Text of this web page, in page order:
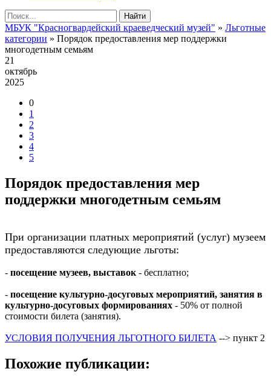
Найти
МБУК "Красногвардейский краеведческий музей" » Льготные
категории » Порядок предоставления мер поддержки
многодетным семьям
21
октябрь
2025
0
1
2
3
4
5
Порядок предоставления мер
поддержки многодетным семьям
При организации платных мероприятий (услуг) музеем
предоставляются следующие льготы:
- посещение музеев, выставок - бесплатно;
- посещение культурно-досуговых мероприятий, занятия в
культурно-досуговых формированиях - 50% от полной
стоимости билета (занятия).
УСЛОВИЯ ПОЛУЧЕНИЯ ЛЬГОТНОГО БИЛЕТА --> пункт 2
Похожие публикации: